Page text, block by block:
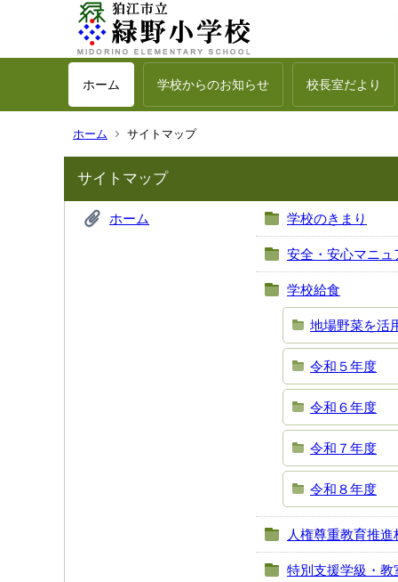
ホーム 学校からのお知らせ 校長室だより
ホーム サイトマップ
サイトマップ
ホーム 学校のきまり
安全・安心マニュ
学校給食
地場野菜を活
令和５年度
令和６年度
令和７年度
令和８年度
人権尊重教育推進
特別支援学級・教